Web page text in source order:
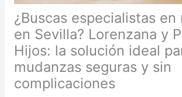
¿Buscas especialistas en
en Sevilla? Lorenzana y
Hijos: la solución ideal
mudanzas seguras y sin
complicaciones